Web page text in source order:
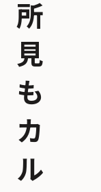
所
見
も
カ
ル